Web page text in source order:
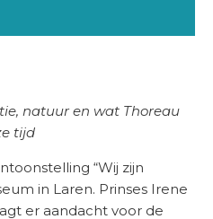
natuur en wat Thoreau
tijd
“Wij zijn
in Laren. Prinses Irene
er aandacht voor de